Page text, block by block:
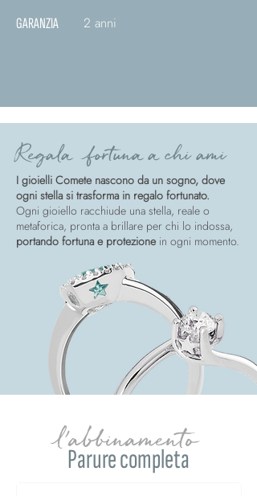
GARANZIA 2 anni
Regala fortuna a chi ami
I gioielli Comete nascono da un sogno, dove
ogni stella si trasforma in regalo fortunato.
Ogni gioiello racchiude una stella, reale o
metaforica, pronta a brillare per chi lo indossa,
portando fortuna e protezione in ogni momento.
Parure completa
l'abbinamento